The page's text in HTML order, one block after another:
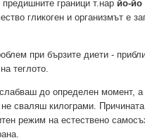
граници т.нар йо-йо
гликоген и организмът е
при бързите диети -
теглото.
до определен момент,
сваляш килограми.
режим на естествено